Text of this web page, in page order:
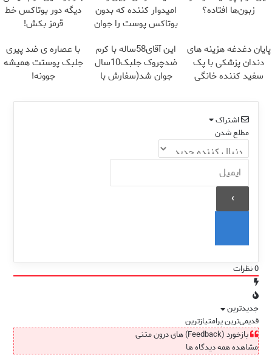
زبون‌ها افتاده؟
امیدوار کننده که بدون
بوتاکس پوست را جوان
دیگه دور بوتاکس خط
قرمز بکش!
پایان دغدغه هزینه های
دندان پزشکی با پک
سفید کننده خانگی
این آقای58ساله با کرم
ضدچروک جلبک10سال
جوان شد(سفارش با
با عصاره ی ضد پیری
جلبک پوستت همیشه
جوونه!
اشتراک
مطلع شدن
0نظرات
جدیدترین
قدیمی‌ترینپرامتیازترین
بازخورد (Feedback) های درون متنی
مشاهده همه دیدگاه ها